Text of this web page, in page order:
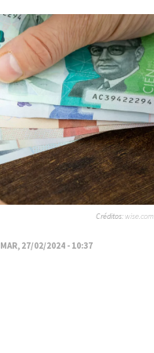
MAR, 27/02/2024 - 10:37
Créditos:wise.com